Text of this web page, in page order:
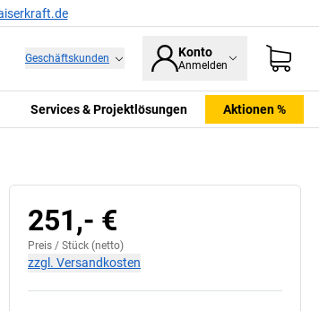
Geschäftskunden Konto
Anmelden
Services & Projektlösungen Aktionen %
251,- €
Preis / Stück (netto)
zzgl. Versandkosten